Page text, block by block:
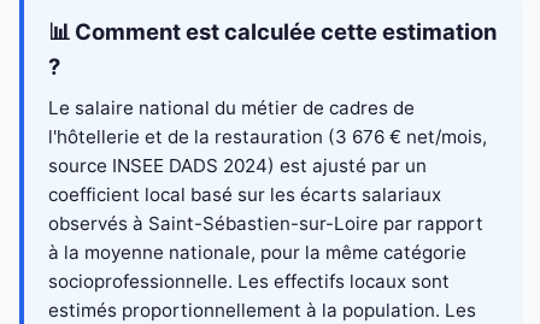
📊 Comment est calculée cette estimation
?
Le salaire national du métier de cadres de
l'hôtellerie et de la restauration (3 676 € net/mois,
source INSEE DADS 2024) est ajusté par un
coefficient local basé sur les écarts salariaux
observés à Saint-Sébastien-sur-Loire par rapport
à la moyenne nationale, pour la même catégorie
socioprofessionnelle. Les effectifs locaux sont
estimés proportionnellement à la population. Les